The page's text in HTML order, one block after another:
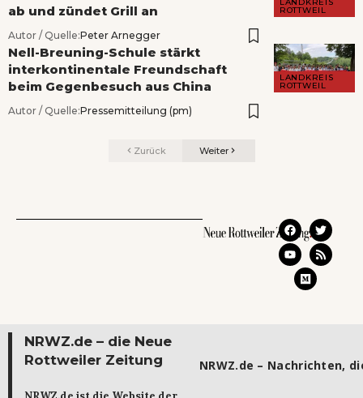
ROTTWEIL
ab und zündet Grill an
Autor / Quelle:Peter Arnegger
LANDKREIS
ROTTWEIL
Nell-Breuning-Schule stärkt
interkontinentale Freundschaft
beim Gegenbesuch aus China
Autor / Quelle:Pressemitteilung (pm)
Zurück Weiter
NRWZ.de – die Neue
Rottweiler Zeitung
NRWZ.de – Nachrichten,